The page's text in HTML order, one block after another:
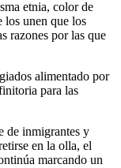
etnia, color de
los unen que los
razones por las que
alimentado por
para las
de inmigrantes y
en la olla, el
marcando un